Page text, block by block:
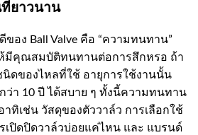
ที่ยาวนาน
อง Ball Valve คือ “ความทนทาน”
มีคุณสมบัติทนทานต่อการสึกหรอ ถ้า
นิดของไหลที่ใช้ อายุการใช้งานนั้น
ว่า 10 ปี ได้สบาย ๆ ทั้งนี้ความทนทาน
ทิเช่น วัสดุของตัววาล์ว การเลือกใช้
เปิดปิดวาล์วบ่อยแค่ไหน และ แบรนด์